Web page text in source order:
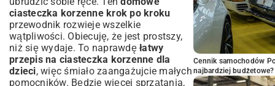
ciasteczka korzenne krok po kroku
przewodnik rozwieje wszelkie
wątpliwości. Obiecuję, że jest prostszy,
niż się wydaje. To naprawdę łatwy
przepis na ciasteczka korzenne dla
dzieci, więc śmiało zaangażujcie małych
pomocników. Będzie więcej sprzątania,
Cennik samochodów
najbardziej budżetowe?